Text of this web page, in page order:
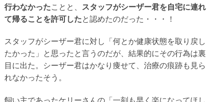
行わなかったことと、
スタッフがシーザー君を自宅に連れ
て帰ることを許可したと認めたのだった・・・！
スタッフがシーザー君に対し「何とか健康状態を取り戻し
たかった」と思ったと言うのだが、結果的にその行為は裏
目に出た。シーザー君はかなり痩せて、治療の痕跡も見ら
れなかったそう。
飼い主であったケリーさんの「一刻も早く楽になってほし